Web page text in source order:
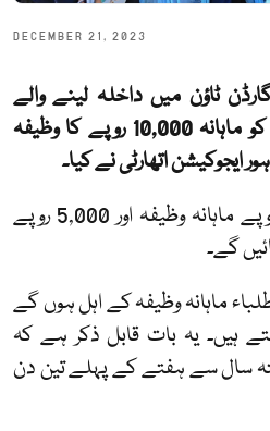
DECEMBER 21, 2023
ٹاؤن میں داخلہ لینے والے
خواجہ سراؤں اور مورفوڈائٹ کو ماہانہ 10,000 روپے کا وظیفہ
ایجوکیشن اتھارٹی نے کیا۔
اعلان کے مطابق 5,000 روپے ماہانہ وظیفہ اور 5,000 روپے
گے۔
ماہانہ وظیفہ کے اہل ہوں گے
ہیں۔ یہ بات قابل ذکر ہے کہ
سال سے ہفتے کے پہلے تین دن